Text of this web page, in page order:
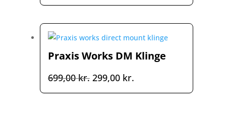
Praxis Works DM Klinge
699,00kr. Den
oprindelige
299,00 kr.
aktuelle